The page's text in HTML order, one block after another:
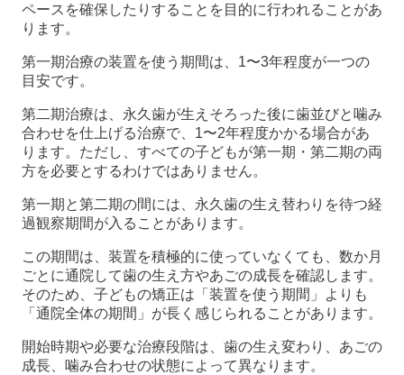
ペースを確保したりすることを目的に行われることがあ
ります。
第一期治療の装置を使う期間は、1〜3年程度が一つの
目安です。
第二期治療は、永久歯が生えそろった後に歯並びと噛み
合わせを仕上げる治療で、1〜2年程度かかる場合があ
ります。ただし、すべての子どもが第一期・第二期の両
方を必要とするわけではありません。
第一期と第二期の間には、永久歯の生え替わりを待つ経
過観察期間が入ることがあります。
この期間は、装置を積極的に使っていなくても、数か月
ごとに通院して歯の生え方やあごの成長を確認します。
そのため、子どもの矯正は「装置を使う期間」よりも
「通院全体の期間」が長く感じられることがあります。
開始時期や必要な治療段階は、歯の生え変わり、あごの
成長、噛み合わせの状態によって異なります。